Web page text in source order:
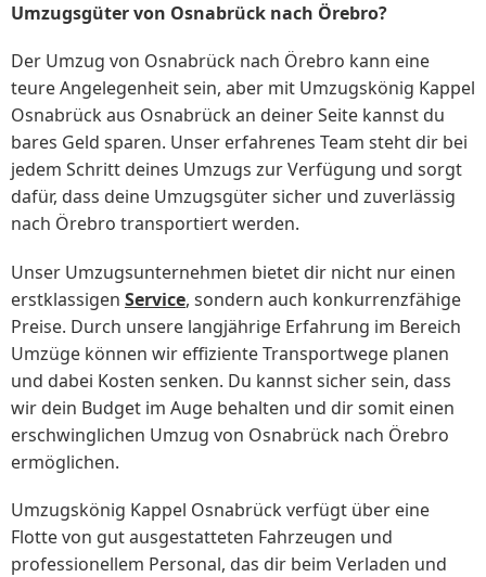
Umzugsgüter von Osnabrück nach Örebro?
Der Umzug von Osnabrück nach Örebro kann eine
teure Angelegenheit sein, aber mit Umzugskönig Kappel
Osnabrück aus Osnabrück an deiner Seite kannst du
bares Geld sparen. Unser erfahrenes Team steht dir bei
jedem Schritt deines Umzugs zur Verfügung und sorgt
dafür, dass deine Umzugsgüter sicher und zuverlässig
nach Örebro transportiert werden.
Unser Umzugsunternehmen bietet dir nicht nur einen
erstklassigen Service, sondern auch konkurrenzfähige
Preise. Durch unsere langjährige Erfahrung im Bereich
Umzüge können wir effiziente Transportwege planen
und dabei Kosten senken. Du kannst sicher sein, dass
wir dein Budget im Auge behalten und dir somit einen
erschwinglichen Umzug von Osnabrück nach Örebro
ermöglichen.
Umzugskönig Kappel Osnabrück verfügt über eine
Flotte von gut ausgestatteten Fahrzeugen und
professionellem Personal, das dir beim Verladen und